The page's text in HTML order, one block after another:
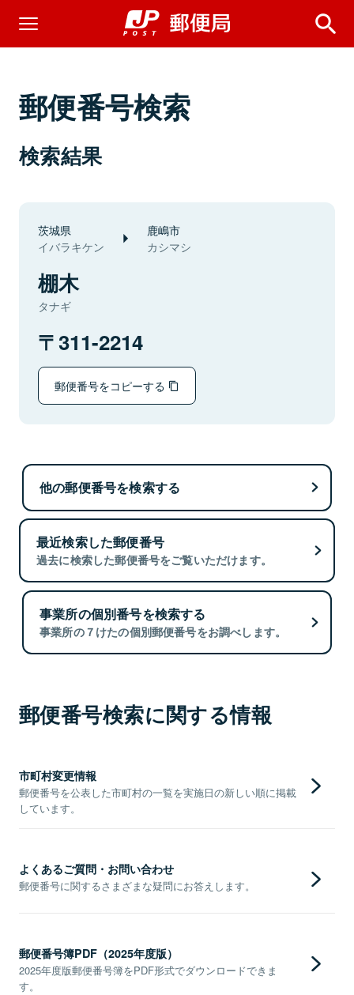
郵便番号検索
検索結果
茨城県
イバラキケン
鹿嶋市
カシマシ
棚木
タナギ
311-2214
郵便番号をコピーする
他の郵便番号を検索する
最近検索した郵便番号
過去に検索した郵便番号をご覧いただけます。
事業所の個別番号を検索する
事業所の７けたの個別郵便番号をお調べします。
郵便番号検索に関する情報
市町村変更情報
郵便番号を公表した市町村の一覧を実施日の新しい順に掲載
しています。
よくあるご質問・お問い合わせ
郵便番号に関するさまざまな疑問にお答えします。
郵便番号簿PDF（2025年度版）
2025年度版郵便番号簿をPDF形式でダウンロードできま
す。